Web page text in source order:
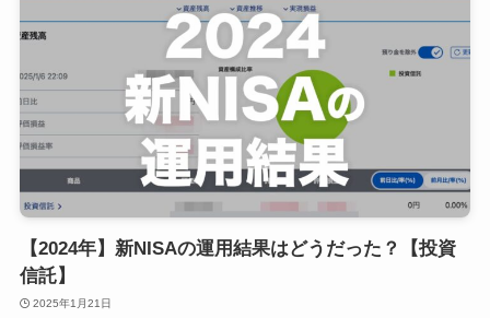
【2024年】新NISAの運用結果はどうだった？【投資
信託】
2025年1月21日